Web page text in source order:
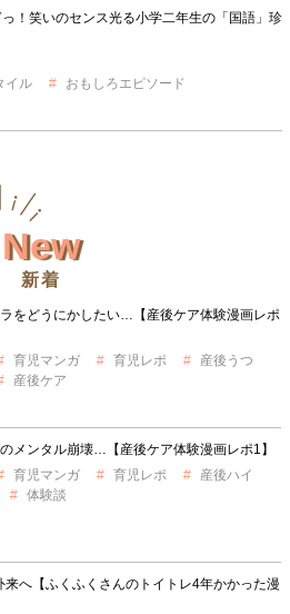
！笑いのセンス光る小学二年生の「国語」珍
イル
おもしろエピソード
New
新着
をどうにかしたい…【産後ケア体験漫画レポ
育児マンガ 育児レポ
産後うつ
産後ケア
メンタル崩壊…【産後ケア体験漫画レポ1】
育児マンガ 育児レポ
産後ハイ
体験談
来へ【ふくふくさんのトイトレ4年かかった漫